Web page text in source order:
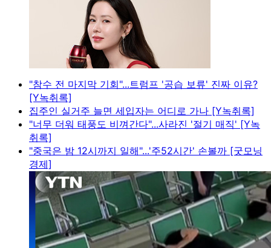
"참수 전 마지막 기회"...트럼프 '공습 보류' 진짜 이유?
[Y녹취록]
집주인 실거주 늘면 세입자는 어디로 가나 [Y녹취록]
"너무 더워 태풍도 비껴간다"...사라진 '절기 매직' [Y녹
취록]
"중국은 밤 12시까지 일해"...'주52시간' 손볼까 [굿모닝
경제]